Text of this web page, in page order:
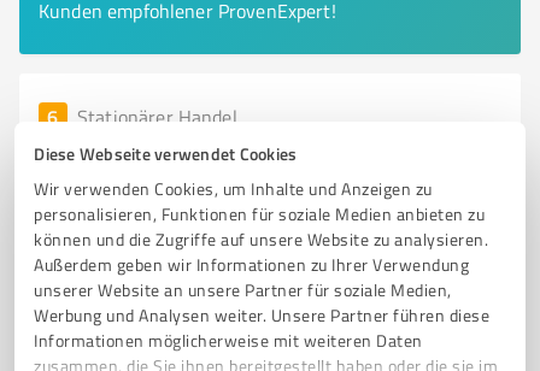
Diese Webseite verwendet Cookies
Wir verwenden Cookies, um Inhalte und Anzeigen zu
personalisieren, Funktionen für soziale Medien anbieten zu
können und die Zugriffe auf unsere Website zu analysieren.
Außerdem geben wir Informationen zu Ihrer Verwendung
unserer Website an unsere Partner für soziale Medien,
Werbung und Analysen weiter. Unsere Partner führen diese
Informationen möglicherweise mit weiteren Daten
zusammen, die Sie ihnen bereitgestellt haben oder die sie im
Kunden empfohlener ProvenExpert!
6 Stationärer Handel
Rütten Möbelhaus
Rütten Möbelhaus – Hochwertige Möbel und
individuelle Einrichtungslösungen
MÖBEL EINRICHTUNG KÜCHE POLSTERMÖBEL SCHLAFSYSTEME
Schroeverweg 47-49, 41836 Hückelhoven
info@moebel-ruetten.de www.moebel-ruetten.de/